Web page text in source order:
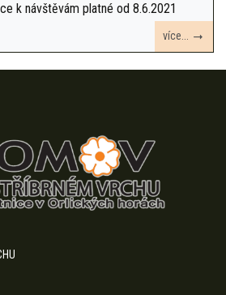
k návštěvám platné od 8.6.2021
více...